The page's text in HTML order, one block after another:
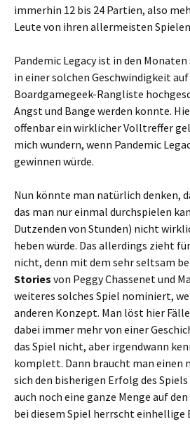
immerhin 12 bis 24 Partien, also
Leute von ihren allermeisten
Pandemic Legacy ist in den
in einer solchen Geschwindigkeit
Boardgamegeek-Rangliste
Angst und Bange werden konnte.
offenbar ein wirklicher Volltreffer
mich wundern, wenn Pandemic
gewinnen würde.
Nun könnte man natürlich denken,
das man nur einmal durchspielen
Dutzenden von Stunden) nicht
heben würde. Das allerdings zieht
nicht, denn mit dem sehr seltsam
Stories von Peggy Chassenet und
weiteres solches Spiel nominiert,
anderen Konzept. Man löst hier
dabei immer mehr von einer
das Spiel nicht, aber irgendwann
komplett. Dann braucht man einen
sich den bisherigen Erfolg des
auch noch eine ganze Menge auf
bei diesem Spiel herrscht einhellige